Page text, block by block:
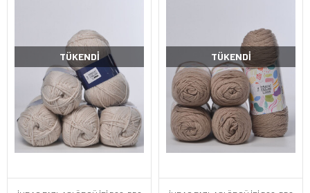
TÜKENDI TÜKENDI